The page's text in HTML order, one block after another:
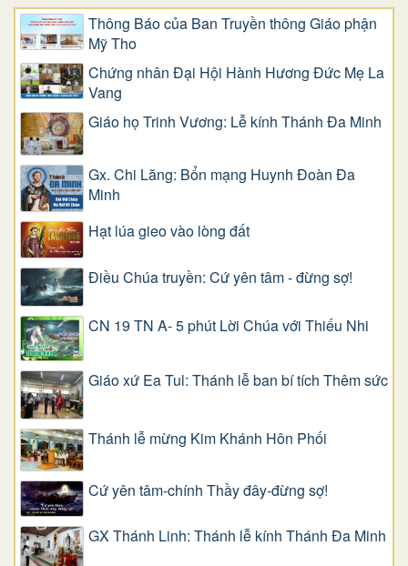
Thông Báo của Ban Truyền thông Giáo phận
Mỹ Tho
Chứng nhân Đại Hội Hành Hương Đức Mẹ La
Vang
Giáo họ Trinh Vương: Lễ kính Thánh Đa Minh
Gx. Chi Lăng: Bổn mạng Huynh Đoàn Đa
Minh
Hạt lúa gieo vào lòng đất
Điều Chúa truyền: Cứ yên tâm - đừng sợ!
CN 19 TN A- 5 phút Lời Chúa với Thiếu Nhi
Giáo xứ Ea Tul: Thánh lễ ban bí tích Thêm sức
Thánh lễ mừng Kim Khánh Hôn Phối
Cứ yên tâm-chính Thầy đây-đừng sợ!
GX Thánh Linh: Thánh lễ kính Thánh Đa Minh